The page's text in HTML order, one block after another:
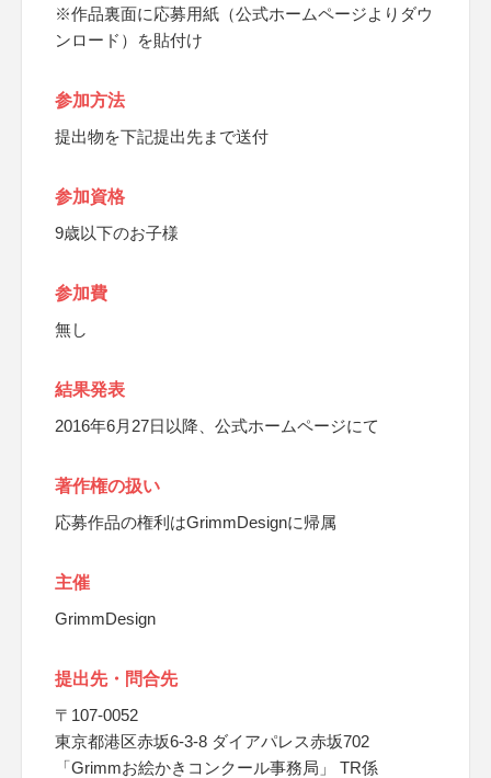
※作品裏面に応募用紙（公式ホームページよりダウ
ンロード）を貼付け
参加方法
提出物を下記提出先まで送付
参加資格
9歳以下のお子様
参加費
無し
結果発表
2016年6月27日以降、公式ホームページにて
著作権の扱い
応募作品の権利はGrimmDesignに帰属
主催
GrimmDesign
提出先・問合先
〒107-0052
東京都港区赤坂6-3-8 ダイアパレス赤坂702
「Grimmお絵かきコンクール事務局」 TR係